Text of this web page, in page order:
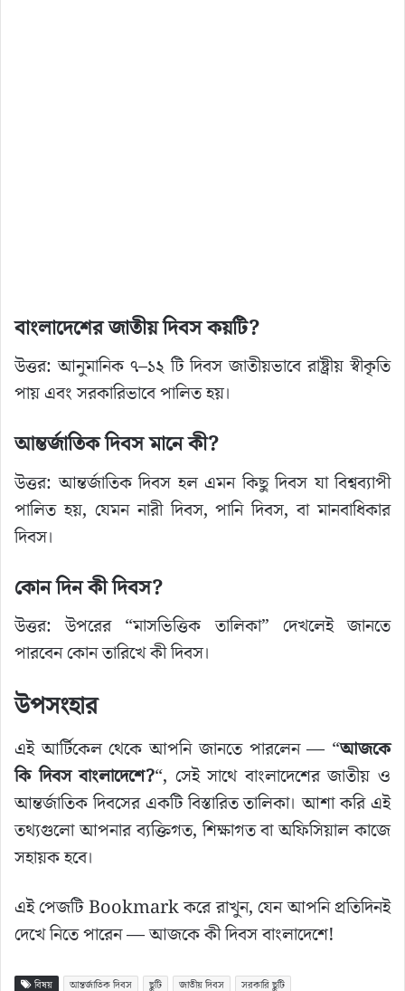
বাংলাদেশের জাতীয় দিবস কয়টি?
উত্তর: আনুমানিক ৭–১২ টি দিবস জাতীয়ভাবে রাষ্ট্রীয় স্বীকৃতি
পায় এবং সরকারিভাবে পালিত হয়।
আন্তর্জাতিক দিবস মানে কী?
উত্তর: আন্তর্জাতিক দিবস হল এমন কিছু দিবস যা বিশ্বব্যাপী
পালিত হয়, যেমন নারী দিবস, পানি দিবস, বা মানবাধিকার
দিবস।
কোন দিন কী দিবস?
উত্তর: উপরের “মাসভিত্তিক তালিকা” দেখলেই জানতে
পারবেন কোন তারিখে কী দিবস।
উপসংহার
এই আর্টিকেল থেকে আপনি জানতে পারলেন — “আজকে
কি দিবস বাংলাদেশে?“, সেই সাথে বাংলাদেশের জাতীয় ও
আন্তর্জাতিক দিবসের একটি বিস্তারিত তালিকা। আশা করি এই
তথ্যগুলো আপনার ব্যক্তিগত, শিক্ষাগত বা অফিসিয়াল কাজে
সহায়ক হবে।
এই পেজটি Bookmark করে রাখুন, যেন আপনি প্রতিদিনই
দেখে নিতে পারেন — আজকে কী দিবস বাংলাদেশে!
বিষয় আন্তর্জাতিক দিবস ছুটি জাতীয় দিবস সরকারি ছুটি